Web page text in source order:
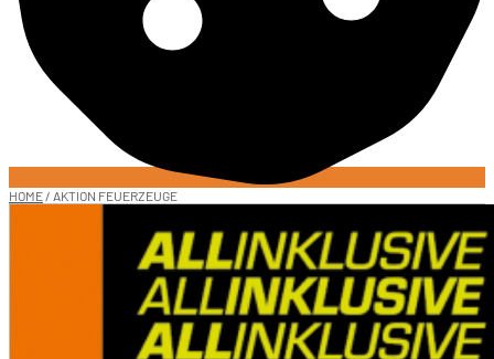
HOME / AKTION FEUERZEUGE